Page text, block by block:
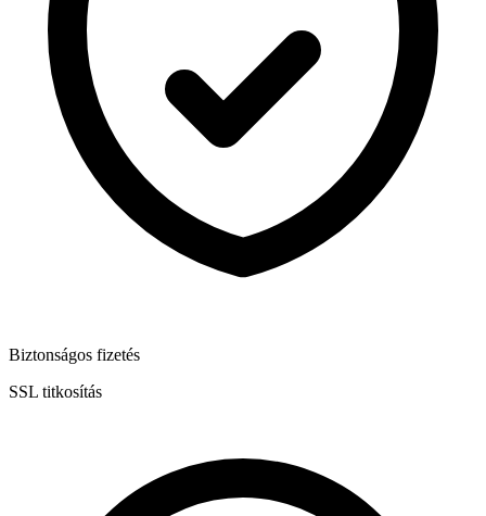
Biztonságos fizetés
SSL titkosítás